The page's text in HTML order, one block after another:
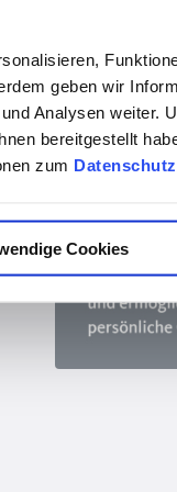
geben wir
Analysen weiter.
bereitgestellt
zum Datenschutz
Cookies